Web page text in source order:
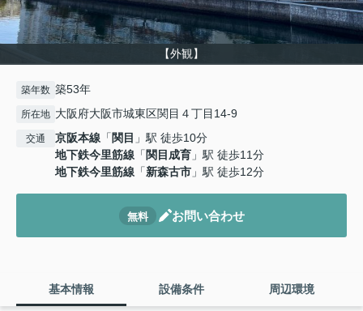
【外観】
築年数 築53年
所在地 大阪府大阪市城東区関目４丁目14-9
交通 京阪本線 「 関目 」駅 徒歩10分
地下鉄今里筋線 「 関目成育 」駅 徒歩11分
地下鉄今里筋線 「新森古市 」駅 徒歩12分
無料 お問い合わせ
基本情報 設備条件 周辺環境